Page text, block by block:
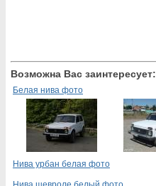
Возможна Вас заинтересует:
Белая нива фото
Нива урбан белая фото